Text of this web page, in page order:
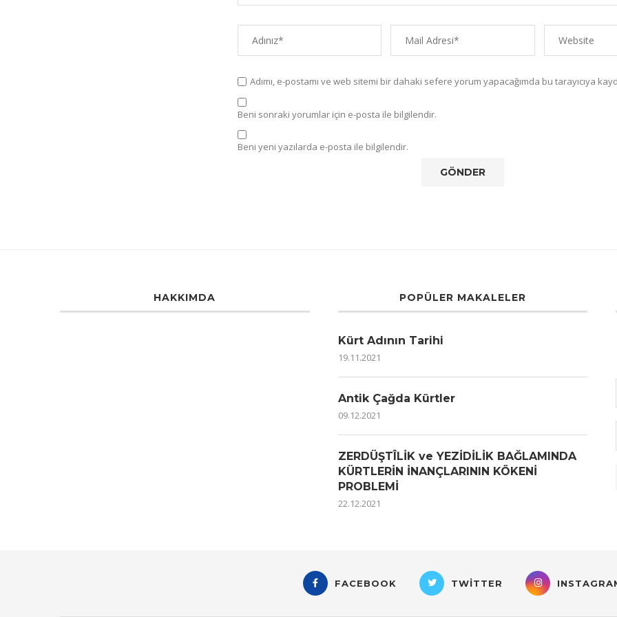
Adımı, e-postamı ve web sitemi bir dahaki sefere yorum yapacağımda bu tarayıcıya
Beni sonraki yorumlar için e-posta ile bilgilendir.
Beni yeni yazılarda e-posta ile bilgilendir.
HAKKIMDA POPÜLER MAKALELER
Kürt Adının Tarihi
19.11.2021
Antik Çağda Kürtler
09.12.2021
ZERDÜŞTÎLİK ve YEZİDİLİK BAĞLAMINDA
KÜRTLERİN İNANÇLARININ KÖKENİ
PROBLEMİ
22.12.2021
FACEBOOK TWITTER